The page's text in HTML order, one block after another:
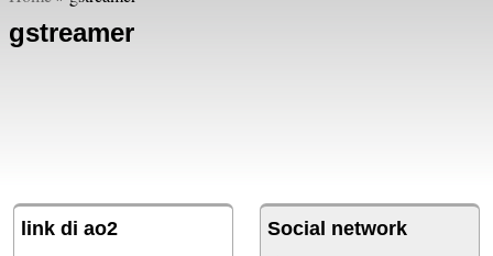
gstreamer
link di ao2 Social network